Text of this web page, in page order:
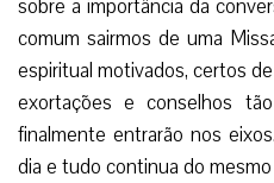
sobre a importância da
comum sairmos de uma
espiritual motivados, certos
exortações e conselhos
finalmente entrarão nos
dia e tudo continua do